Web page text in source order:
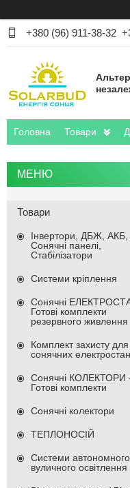
+380 (96) 911-38-32
Головна Товари
Товари
Інвертори, ДБЖ, АКБ,
Сонячні панелі,
Стабілізатори
Системи кріплення
Сонячні
Готові комплекти
резервного живлення
Комплект захисту для
сонячних
Сонячні КОЛЕКТОРИ
Готові комплекти
Сонячні колектори
ТЕПЛОНОСІЙ
Системи автономного
вуличного освітлення